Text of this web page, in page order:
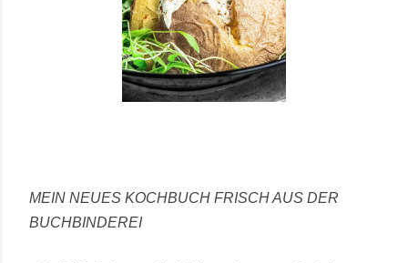
MEIN NEUES KOCHBUCH FRISCH AUS DER
BUCHBINDEREI